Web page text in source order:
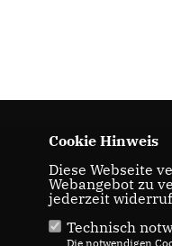
Cookie Hinweis
Diese Webseite
Webangebot zu
jederzeit
Technisch
Die notwendigen